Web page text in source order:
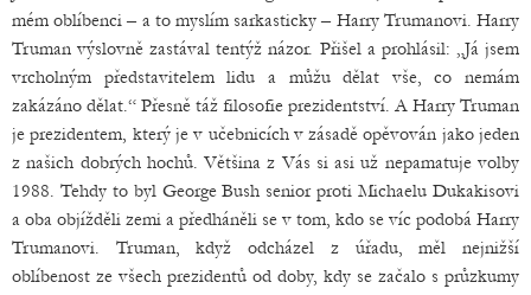
mém oblíbenci – a to myslím sarkasticky – Harry Trumanovi. Harry
Truman výslovně zastával tentýž názor. Přišel a prohlásil: „Já jsem
vrcholným představitelem lidu a můžu dělat vše, co nemám
zakázáno dělat.“ Přesně táž filosofie prezidentství. A Harry Truman
je prezidentem, který je v učebnicích v zásadě opěvován jako jeden
z našich dobrých hochů. Většina z Vás si asi už nepamatuje volby
1988. Tehdy to byl George Bush senior proti Michaelu Dukakisovi
a oba objížděli zemi a předháněli se v tom, kdo se víc podobá Harry
Trumanovi. Truman, když odcházel z úřadu, měl nejnižší
oblíbenost ze všech prezidentů od doby, kdy se začalo s průzkumy